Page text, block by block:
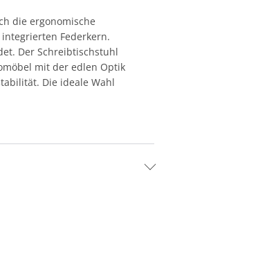
die ergonomische
Federkern.
Der Schreibtischstuhl
mit der edlen Optik
Die ideale Wahl